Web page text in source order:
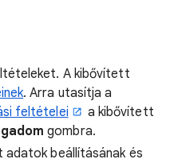
A kibővített
. Arra utasítja a
feltételei
a kibővített
gombra.
beállításának és